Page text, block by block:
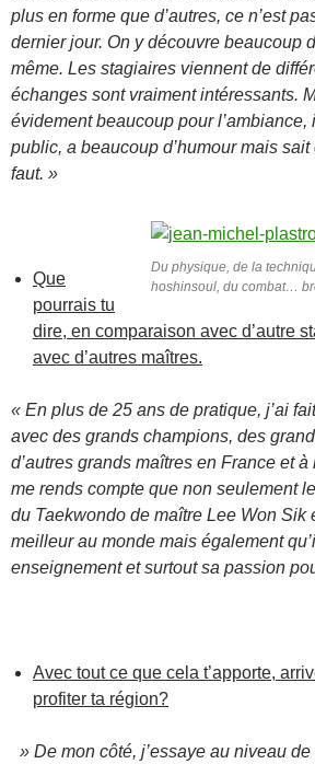
plus en forme que d’autres, ce n’est
dernier jour. On y découvre beaucoup
même. Les stagiaires viennent de
échanges sont vraiment intéressants.
évidement beaucoup pour l’ambiance,
public, a beaucoup d’humour mais
faut. »
Du physique, de la
hoshinsoul, du combat…
Que
pourrais tu
dire, en comparaison avec d’autre
avec d’autres maîtres.
« En plus de 25 ans de pratique, j’ai
avec des grands champions, des
d’autres grands maîtres en France et à
me rends compte que non seulement
du Taekwondo de maître Lee Won Sik
meilleur au monde mais également
enseignement et surtout sa passion
Avec tout ce que cela t’apporte,
profiter ta région?
» De mon côté, j’essaye au niveau